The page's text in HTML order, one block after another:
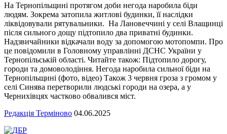
На Тернопільщині протягом доби негода наробила біди
людям. Зокрема затопила житлові будинки, її наслідки
ліквідовували рятувальники. На Лановеччині у селі Влащинці
після сильного дощу підтопило два приватні будинки.
Надзвичайники відкачали воду за допомогою мотопомпи. Про
це повідомили в Головному управлінні ДСНС України у
Тернопільській області. Читайте також: Підтопило дорогу,
городи та домоволодіння. Негода наробила сильної біди на
Тернопільщині (фото, відео) Також 3 червня гроза з громом у
селі Синява перетворили людські городи на озера, а у
Чернихівцях частково обвалився міст.
Редакція Терміново 04.06.2025